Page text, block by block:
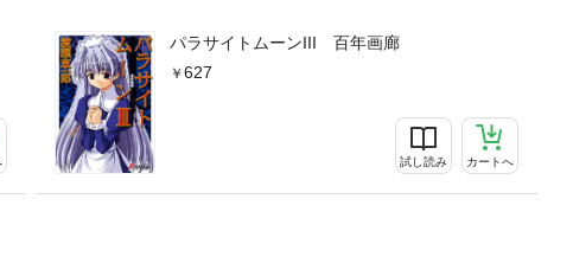
パラサイトムーンIII 百年画廊
627
試し読み カートへ